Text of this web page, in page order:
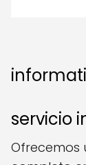
servicio
Ofrecemos